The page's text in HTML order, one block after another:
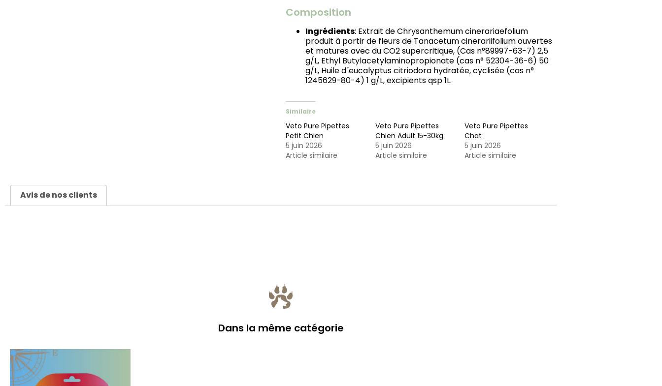
Composition
Ingrédients: Extrait de Chrysanthemum cinerariaefolium
produit à partir de fleurs de Tanacetum cinerariifolium ouvertes
et matures avec du CO2 supercritique, (Cas n°89997-63-7) 2,5
g/L, Ethyl Butylacetylaminopropionate (cas n° 52304-36-6) 50
g/L, Huile d´eucalyptus citriodora hydratée, cyclisée (cas n°
1245629-80-4) 1 g/L, excipients qsp 1L.
Similaire
Veto Pure Pipettes
Petit Chien
5 juin 2026
Article similaire
Veto Pure Pipettes
Chien Adult 15-30kg
5 juin 2026
Article similaire
Veto Pure Pipettes
Chat
5 juin 2026
Article similaire
Avis de nos clients
Dans la même catégorie